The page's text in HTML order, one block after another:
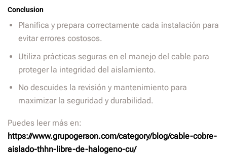
Conclusion
Planifica y prepara correctamente cada instalación para
evitar errores costosos.
Utiliza prácticas seguras en el manejo del cable para
proteger la integridad del aislamiento.
No descuides la revisión y mantenimiento para
maximizar la seguridad y durabilidad.
Puedes leer más en:
https://www.grupogerson.com/category/blog/cable-cobre-
aislado-thhn-libre-de-halogeno-cu/